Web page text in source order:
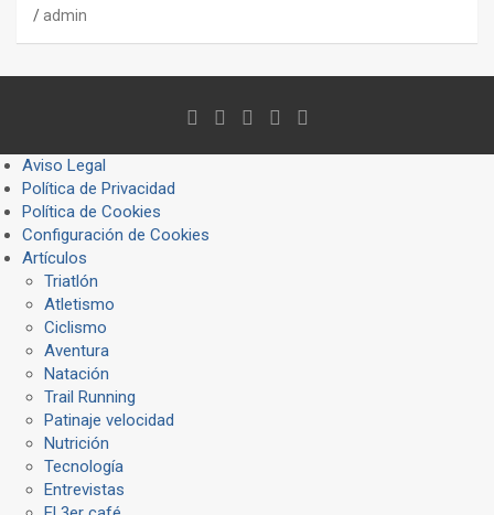
admin
Aviso Legal
Política de Privacidad
Política de Cookies
Configuración de Cookies
Artículos
Triatlón
Atletismo
Ciclismo
Aventura
Natación
Trail Running
Patinaje velocidad
Nutrición
Tecnología
Entrevistas